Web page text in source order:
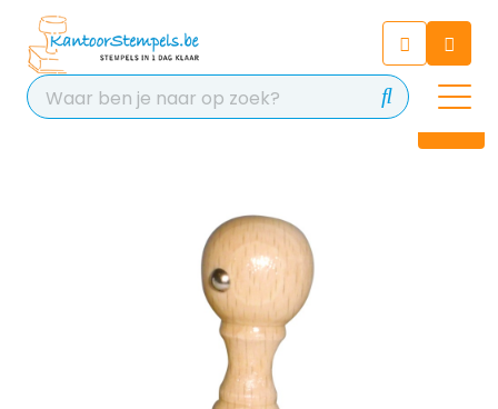
Chat 24/7 met onze chatbot
voor hulp
Contact